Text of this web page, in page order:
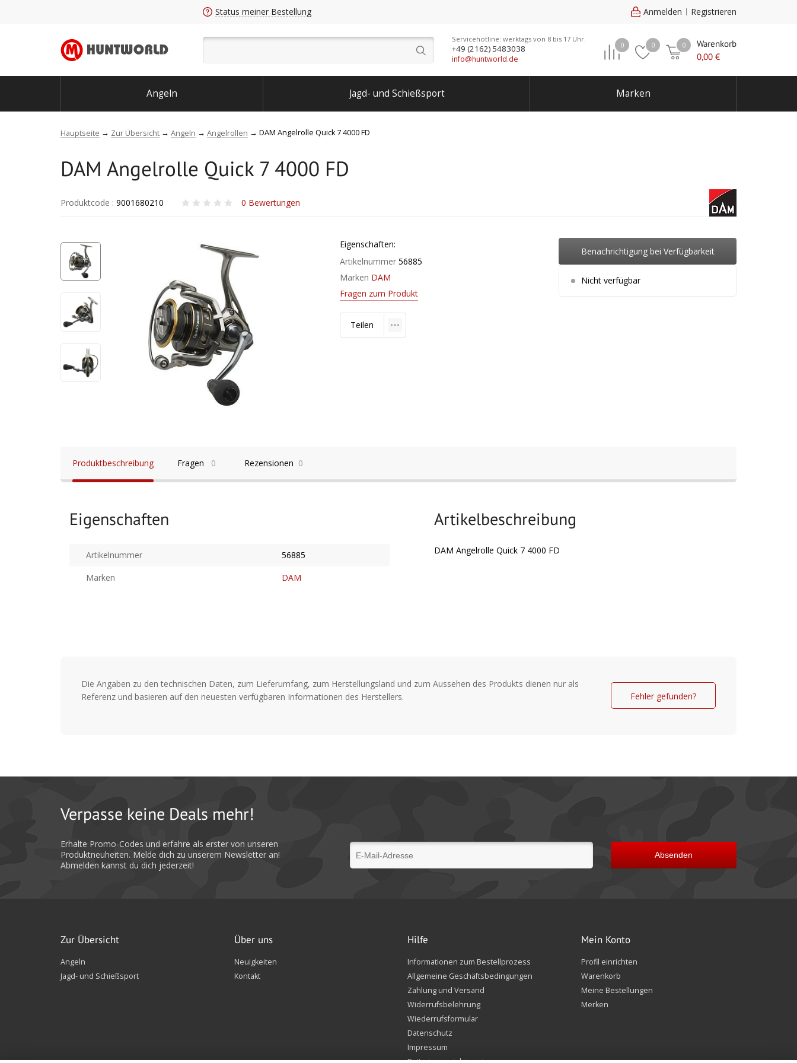
Status meiner Bestellung Anmelden Registrieren
Servicehotline: werktags von 8 bis 17 Uhr.
+49 (2162) 5483038
info@huntworld.de
0 0 0
Warenkorb
0,00 €
Angeln Jagd- und Schießsport Marken
Hauptseite Zur Übersicht Angeln Angelrollen DAM Angelrolle Quick 7 4000 FD
DAM Angelrolle Quick 7 4000 FD
Produktcode : 9001680210 0 Bewertungen
Eigenschaften:
Artikelnummer 56885
Marken DAM
Fragen zum Produkt
Teilen
Benachrichtigung bei Verfügbarkeit
Nicht verfügbar
Produktbeschreibung Fragen 0 Rezensionen 0
Eigenschaften
Artikelnummer
56885
Marken
DAM
Artikelbeschreibung
DAM Angelrolle Quick 7 4000 FD
Die Angaben zu den technischen Daten, zum Lieferumfang, zum Herstellungsland und zum Aussehen des Produkts dienen nur als
Referenz und basieren auf den neuesten verfügbaren Informationen des Herstellers.
Fehler gefunden?
Verpasse keine Deals mehr!
Erhalte Promo-Codes und erfahre als erster von unseren
Produktneuheiten. Melde dich zu unserem Newsletter an!
Abmelden kannst du dich jederzeit!
Absenden
Zur Übersicht
Angeln
Jagd- und Schießsport
Über uns
Neuigkeiten
Kontakt
Hilfe
Informationen zum Bestellprozess
Allgemeine Geschäftsbedingungen
Zahlung und Versand
Widerrufsbelehrung
Wiederrufsformular
Datenschutz
Impressum
Mein Konto
Profil einrichten
Warenkorb
Meine Bestellungen
Merken